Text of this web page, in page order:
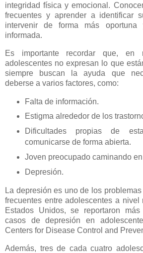
integridad física y emocional.
frecuentes y aprender a identificar
intervenir de forma más
informada.
Es importante recordar que, en
adolescentes no expresan lo que
siempre buscan la ayuda que
deberse a varios factores, como:
Falta de información.
Estigma alrededor de los
Dificultades propias de
comunicarse de forma abierta.
Joven preocupado caminando
Depresión.
La depresión es uno de los
frecuentes entre adolescentes a nivel
Estados Unidos, se reportaron
casos de depresión en
Centers for Disease Control and
Además, tres de cada cuatro